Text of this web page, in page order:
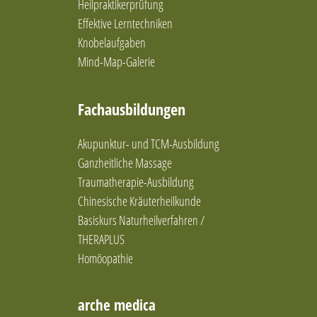
Blockaden lösen
Blutegeltherapie
Breuss-Massage
chinesische Diätetik
Cluster-Analytik
Coaching (systemisch-personzentriert)
Coaching (systemisch)
Coaching / Glückslehre
Coaching / Stressprävention
Coaching & Persönlichkeitsentwicklung
Coaching und Persönlichkeitsentwicklung
Cosmogetic Healing
Heilpraktikerprüfung
Effektive Lerntechniken
Knobelaufgaben
Mind-Map-Galerie
Fachausbildungen
Akupunktur- und TCM-Ausbildung
Ganzheitliche Massage
Traumatherapie-Ausbildung
Chinesische Kräuterheilkunde
Basiskurs Naturheilverfahren /
THERAPLUS
Homöopathie
arche medica